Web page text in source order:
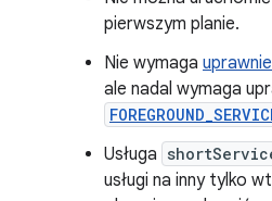
pierwszym planie.
Nie wymaga
ale nadal wymaga
Usługa
usługi na inny tylko